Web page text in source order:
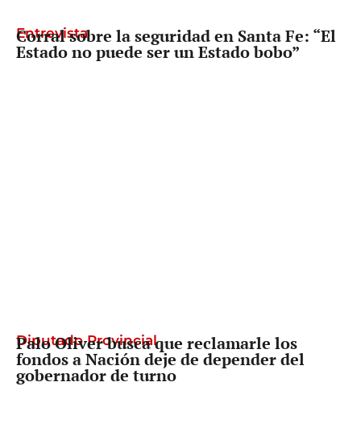
Entrevista
Corral sobre la seguridad en Santa Fe: “El
Estado no puede ser un Estado bobo”
Diputado Provincial
Palo Oliver busca que reclamarle los
fondos a Nación deje de depender del
gobernador de turno